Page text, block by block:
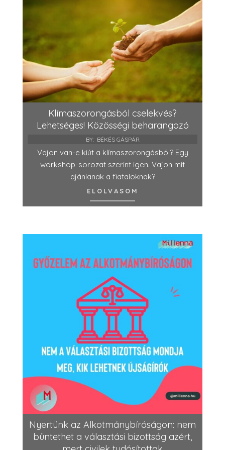
Klímaszorongásból cselekvés?
Lehetséges! Közösségi beharangozó
BY: BÉKÉS GÁSPÁR
Vajon van-e kiút a klímaszorongásból? Egy
workshop-sorozat szerint igen. Vajon mit
ajánlanak a fiataloknak?
ELOLVASOM
Nyertünk az Alkotmánybíróságon: nem
büntethet a választási bizottság azért,